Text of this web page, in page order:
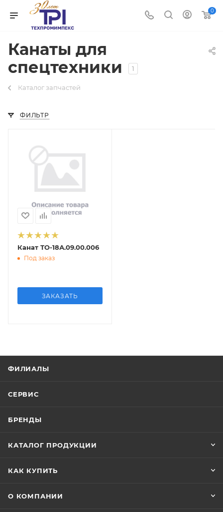
0
Канаты для
спецтехники
1
Каталог запчастей
ФИЛЬТР
Канат ТО-18А.09.00.006
Под заказ
ЗАКАЗАТЬ
ФИЛИАЛЫ
СЕРВИС
БРЕНДЫ
КАТАЛОГ ПРОДУКЦИИ
КАК КУПИТЬ
О КОМПАНИИ